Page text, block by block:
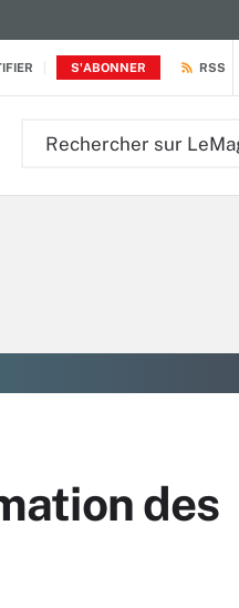
S'ABONNER RSS
des